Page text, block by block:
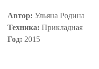
Автор: Ульяна Родина
Техника: Прикладная
Год: 2015